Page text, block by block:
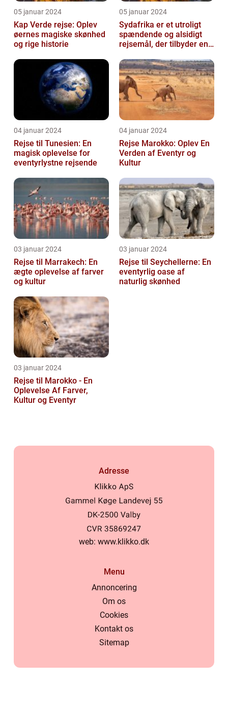
05 januar 2024
Kap Verde rejse: Oplev
øernes magiske skønhed
og rige historie
05 januar 2024
Sydafrika er et utroligt
spændende og alsidigt
rejsemål, der tilbyder en
...
04 januar 2024
Rejse til Tunesien: En
magisk oplevelse for
eventyrlystne rejsende
04 januar 2024
Rejse Marokko: Oplev En
Verden af Eventyr og
Kultur
03 januar 2024
Rejse til Marrakech: En
ægte oplevelse af farver
og kultur
03 januar 2024
Rejse til Seychellerne: En
eventyrlig oase af
naturlig skønhed
03 januar 2024
Rejse til Marokko - En
Oplevelse Af Farver,
Kultur og Eventyr
Adresse
web: www.klikko.dk
Menu
Annoncering
Om os
Cookies
Kontakt os
Sitemap